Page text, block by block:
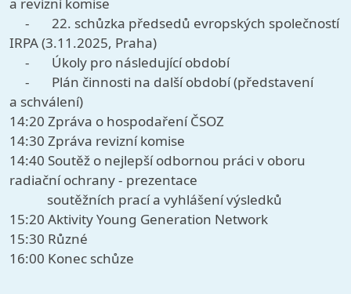
- 22. schůzka předsedů evropských společností
IRPA (3.11.2025, Praha)
- Úkoly pro následující období
- Plán činnosti na další období (představení
a schválení)
14:20 Zpráva o hospodaření ČSOZ
14:30 Zpráva revizní komise
14:40 Soutěž o nejlepší odbornou práci v oboru
radiační ochrany - prezentace
soutěžních prací a vyhlášení výsledků
15:20 Aktivity Young Generation Network
15:30 Různé
16:00 Konec schůze